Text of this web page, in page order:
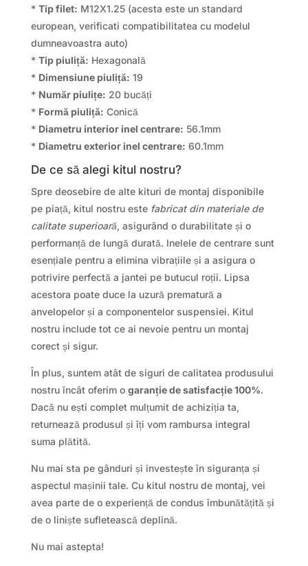
* Tip filet: M12X1.25 (acesta este un standard
european, verificati compatibilitatea cu modelul
dumneavoastra auto)
* Tip piuliță: Hexagonală
* Dimensiune piuliță: 19
* Număr piulițe: 20 bucăți
* Formă piuliță: Conică
* Diametru interior inel centrare: 56.1mm
* Diametru exterior inel centrare: 60.1mm
De ce să alegi kitul nostru?
Spre deosebire de alte kituri de montaj disponibile
pe piață, kitul nostru este fabricat din materiale de
calitate superioară, asigurând o durabilitate și o
performanță de lungă durată. Inelele de centrare sunt
esențiale pentru a elimina vibrațiile și a asigura o
potrivire perfectă a jantei pe butucul roții. Lipsa
acestora poate duce la uzură prematură a
anvelopelor și a componentelor suspensiei. Kitul
nostru include tot ce ai nevoie pentru un montaj
corect și sigur.
În plus, suntem atât de siguri de calitatea produsului
nostru încât oferim o garanție de satisfacție 100%.
Dacă nu ești complet mulțumit de achiziția ta,
returnează produsul și îți vom rambursa integral
suma plătită.
Nu mai sta pe gânduri și investește în siguranța și
aspectul mașinii tale. Cu kitul nostru de montaj, vei
avea parte de o experiență de condus îmbunătățită și
de o liniște sufletească deplină.
Nu mai astepta!